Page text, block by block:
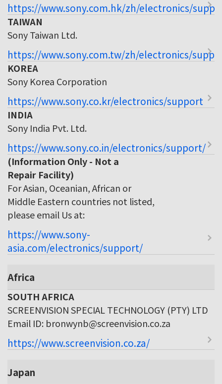
https://www.sony.com.hk/zh/electronics/
TAIWAN
Sony Taiwan Ltd.
https://www.sony.com.tw/zh/electronics/
KOREA
Sony Korea Corporation
https://www.sony.co.kr/electronics/support
INDIA
Sony India Pvt. Ltd.
https://www.sony.co.in/electronics/support/
(Information Only - Not a
Repair Facility)
For Asian, Oceanian, African or
Middle Eastern countries not listed,
please email Us at:
https://www.sony-
asia.com/electronics/support/
Africa
SOUTH AFRICA
SCREENVISION SPECIAL TECHNOLOGY (PTY) LTD
Email ID: bronwynb@screenvision.co.za
https://www.screenvision.co.za/
Japan